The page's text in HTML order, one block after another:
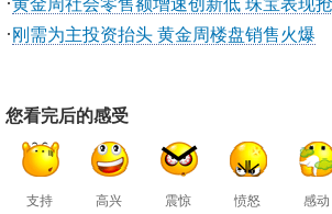
·刚需为主投资抬头 黄金周楼盘销售火爆
您看完后的感受
支持 高兴 震惊 愤怒 感动